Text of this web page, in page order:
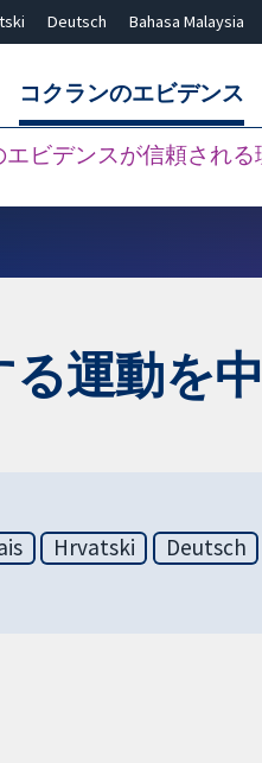
Deutsch Bahasa Malaysia
コクランのエビデンス
エビデンスが信頼される
運動を
Hrvatski Deutsch